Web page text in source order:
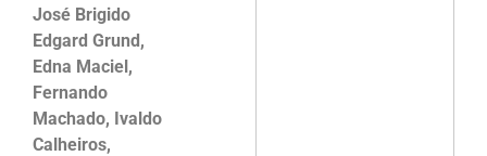
José Brigido
Edgard Grund,
Edna Maciel,
Fernando
Machado, Ivaldo
Calheiros,